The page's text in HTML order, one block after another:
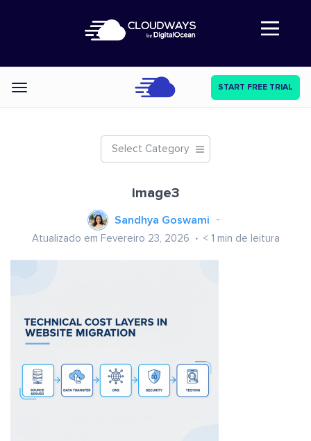
Abre a navegação
Categories START FREE TRIAL
Select Category
image3
Sandhya Goswami
Atualizado em Fevereiro 23, 2026 < 1 min de leitura